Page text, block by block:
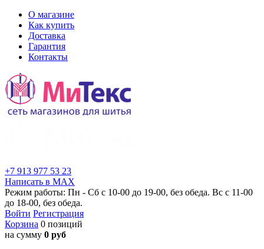
О магазине
Как купить
Доставка
Гарантия
Контакты
+7 913 977 53 23
Написать в MAX
Режим работы: Пн - Сб с 10-00 до 19-00, без обеда. Вс с 11-00
до 18-00, без обеда.
Войти Регистрация
Корзина 0 позиций
на сумму 0 руб